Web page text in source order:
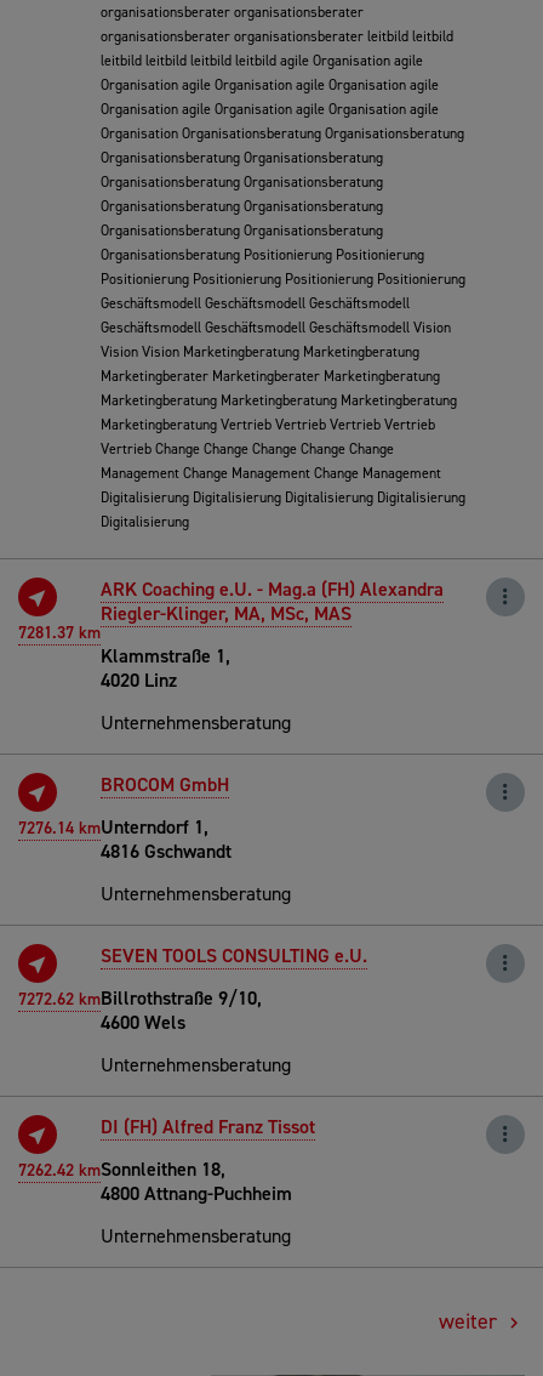
organisationsberater organisationsberater
organisationsberater organisationsberater leitbild leitbild
leitbild leitbild leitbild leitbild agile Organisation agile
Organisation agile Organisation agile Organisation agile
Organisation agile Organisation agile Organisation agile
Organisation Organisationsberatung Organisationsberatung
Organisationsberatung Organisationsberatung
Organisationsberatung Organisationsberatung
Organisationsberatung Organisationsberatung
Organisationsberatung Organisationsberatung
Organisationsberatung Positionierung Positionierung
Positionierung Positionierung Positionierung Positionierung
Geschäftsmodell Geschäftsmodell Geschäftsmodell
Geschäftsmodell Geschäftsmodell Geschäftsmodell Vision
Vision Vision Marketingberatung Marketingberatung
Marketingberater Marketingberater Marketingberatung
Marketingberatung Marketingberatung Marketingberatung
Marketingberatung Vertrieb Vertrieb Vertrieb Vertrieb
Vertrieb Change Change Change Change Change
Management Change Management Change Management
Digitalisierung Digitalisierung Digitalisierung Digitalisierung
Digitalisierung
7281.37 km
ARK Coaching e.U. - Mag.a (FH) Alexandra
Riegler-Klinger, MA, MSc, MAS
Klammstraße 1,
4020 Linz
Unternehmensberatung
7276.14 km
BROCOM GmbH
Unterndorf 1,
4816 Gschwandt
Unternehmensberatung
7272.62 km
SEVEN TOOLS CONSULTING e.U.
Billrothstraße 9/10,
4600 Wels
Unternehmensberatung
7262.42 km
DI (FH) Alfred Franz Tissot
Sonnleithen 18,
4800 Attnang-Puchheim
Unternehmensberatung
weiter